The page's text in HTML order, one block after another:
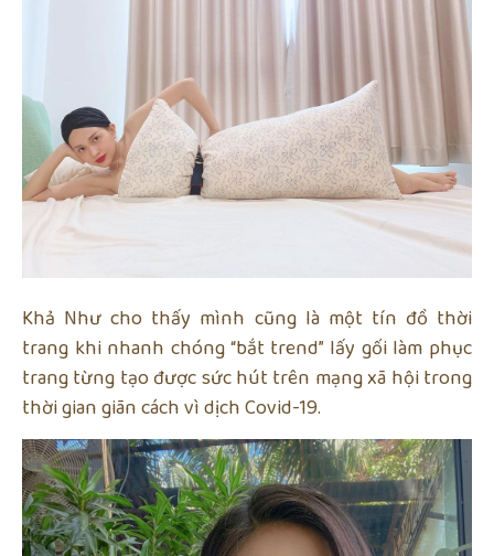
Khả Như cho thấy mình cũng là một tín đồ thời
trang khi nhanh chóng “bắt trend” lấy gối làm phục
trang từng tạo được sức hút trên mạng xã hội trong
thời gian giãn cách vì dịch Covid-19.